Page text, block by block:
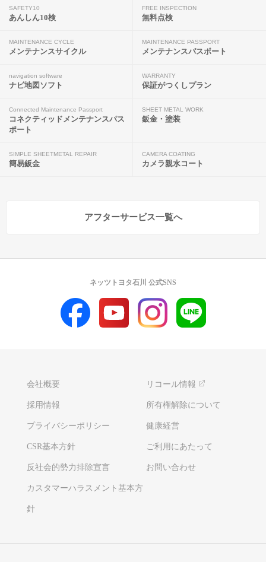
SAFETY10
あんしん10検
FREE INSPECTION
無料点検
MAINTENANCE CYCLE
メンテナンスサイクル
MAINTENANCE PASSPORT
メンテナンスパスポート
navigation software
ナビ地図ソフト
WARRANTY
保証がつくしプラン
Connected Maintenance Passport
コネクティッドメンテナンスパス
ポート
SHEET METAL WORK
鈑金・塗装
SIMPLE SHEETMETAL REPAIR
簡易鈑金
CAMERA COATING
カメラ親水コート
アフターサービス一覧へ
会社概要 リコール情報
採用情報 所有権解除について
プライバシーポリシー 健康経営
CSR基本方針 ご利用にあたって
反社会的勢力排除宣言 お問い合わせ
カスタマーハラスメント基本方
針
ネッツトヨタ石川 公式SNS